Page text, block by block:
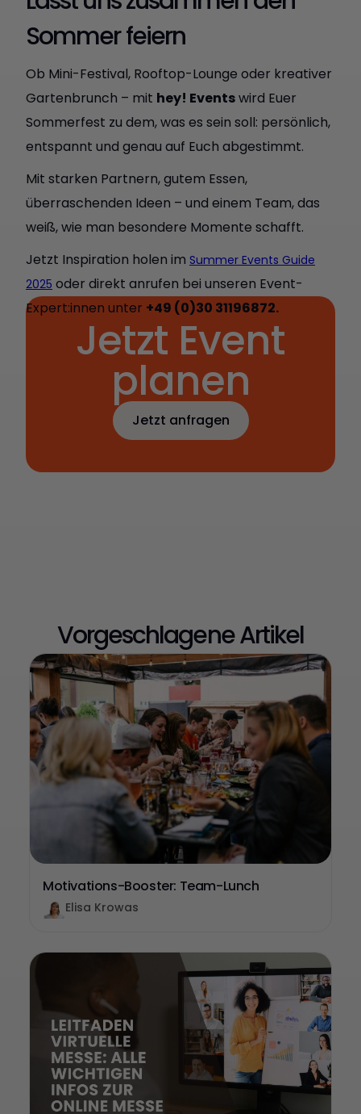
Sommer feiern
Ob Mini-Festival, Rooftop-Lounge oder kreativer
Gartenbrunch – mit hey! Eventswird Euer
Sommerfest zu dem, was es sein soll: persönlich,
entspannt und genau auf Euch abgestimmt.
Mit starken Partnern, gutem Essen,
überraschenden Ideen – und einem Team, das
weiß, wie man besondere Momente schafft.
Jetzt Inspiration holen im Summer Events Guide
2025 oder direkt anrufen bei unseren Event-
Expert:innen unter +49 (0)30 31196872.
Jetzt Event
planen
Jetzt anfragen
Jetzt Catering
Vorgeschlagene Artikel
Motivations-Booster: Team-Lunch
Elisa Krowas